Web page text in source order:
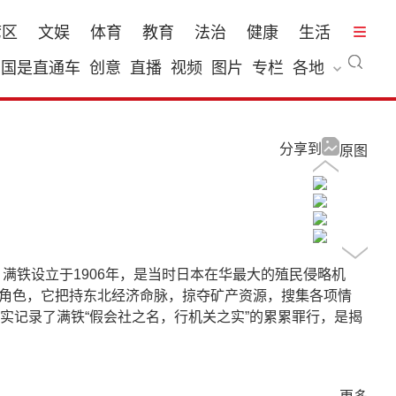
文娱 体育 教育 法治 健康
生活
国是直通车 创意 直播 视频 图片 专栏 各地
原图
分享到
铁设立于1906年，是当时日本在华最大的殖民侵略机
色，它把持东北经济命脉，掠夺矿产资源，搜集各项情
录了满铁“假会社之名，行机关之实”的累累罪行，是揭